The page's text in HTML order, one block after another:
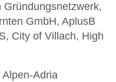
Gründungsnetzwerk,
GmbH, AplusB
City of Villach, High
Alpen-Adria